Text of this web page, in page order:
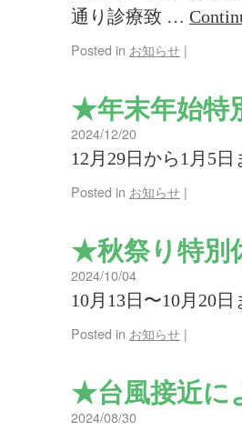
通り診療致 …
Posted in お知らせ |
★年末年始特
2024/12/20
12月29日から1月5
Posted in お知らせ |
★秋祭り特別
2024/10/04
10月13日〜10月20
Posted in お知らせ |
★台風接近
2024/08/30